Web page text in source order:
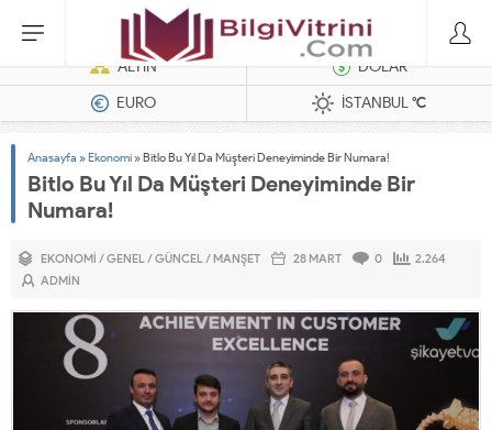
Dizel Jeneratörler
ALTIN
DOLAR
EURO
İSTANBUL°C
Anasayfa »Ekonomi »Bitlo Bu Yıl Da Müşteri Deneyiminde Bir Numara!
Bitlo Bu Yıl Da Müşteri Deneyiminde Bir
Numara!
EKONOMI /GENEL/GÜNCEL/ MANŞET 28 MART 0
2.264
ADMIN